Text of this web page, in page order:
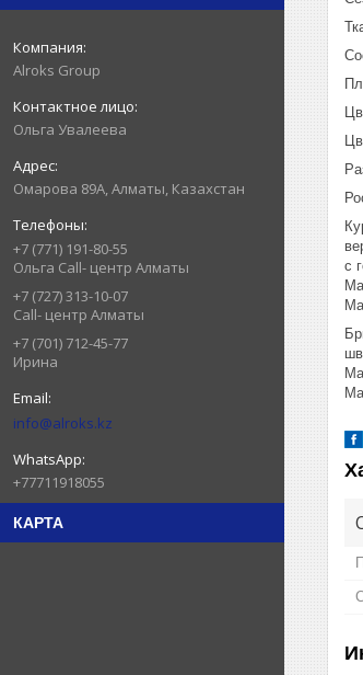
Alroks Group
Ольга Увалеева
Омарова 89А, Алматы, Казахстан
+7 (771) 191-80-55
Ольга Call- центр Алматы
+7 (727) 313-10-07
Call- центр Алматы
+7 (701) 712-45-77
Ирина
info@alroks.kz
+77711918055
КАРТА
с